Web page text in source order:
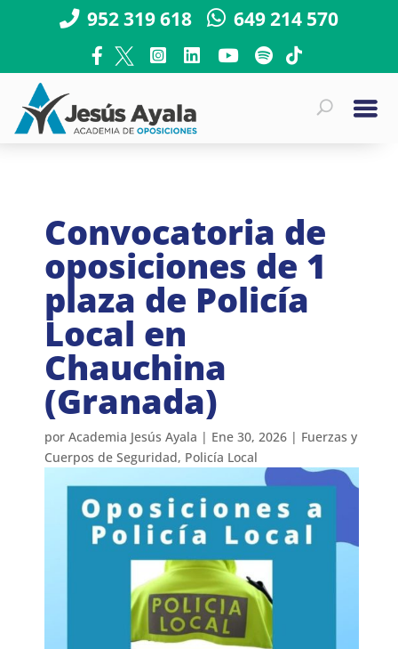
952 319 618 649 214 570
Convocatoria de
oposiciones de 1
plaza de Policía
Local en
Chauchina
(Granada)
porAcademia Jesús Ayala | Ene 30, 2026 | Fuerzas y
Cuerpos de Seguridad, Policía Local